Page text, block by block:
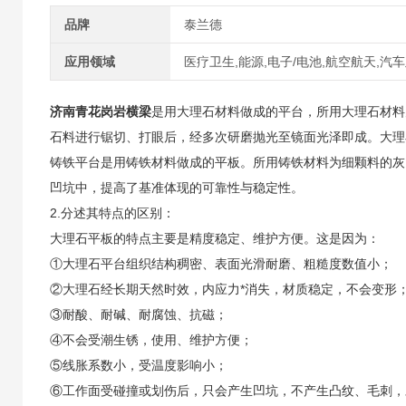
品牌 泰兰德
应用领域 医疗卫生,能源,电子/电池,航空航天,汽
济南青花岗岩横梁是用大理石材料做成的平台，所用大理石材
石料进行锯切、打眼后，经多次研磨抛光至镜面光泽即成。大
铸铁平台是用铸铁材料做成的平板。所用铸铁材料为细颗料的
凹坑中，提高了基准体现的可靠性与稳定性。
2.分述其特点的区别：
大理石平板的特点主要是精度稳定、维护方便。这是因为：
①大理石平台组织结构稠密、表面光滑耐磨、粗糙度数值小；
②大理石经长期天然时效，内应力*消失，材质稳定，不会变形
③耐酸、耐碱、耐腐蚀、抗磁；
④不会受潮生锈，使用、维护方便；
⑤线胀系数小，受温度影响小；
⑥工作面受碰撞或划伤后，只会产生凹坑，不产生凸纹、毛刺